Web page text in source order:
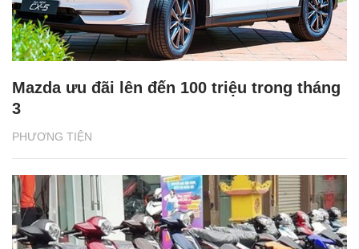
PHƯƠNG TIỆN
Mazda ưu đãi lên đến 100 triệu trong tháng
3